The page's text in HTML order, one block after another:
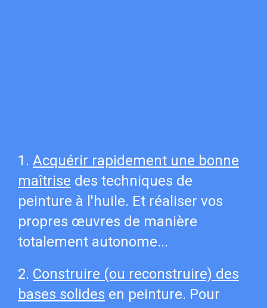
1. Acquérir rapidement une bonne
maîtrise des techniques de
peinture à l'huile. Et réaliser vos
propres œuvres de manière
totalement autonome...
2. Construire (ou reconstruire) des
bases solides en peinture. Pour